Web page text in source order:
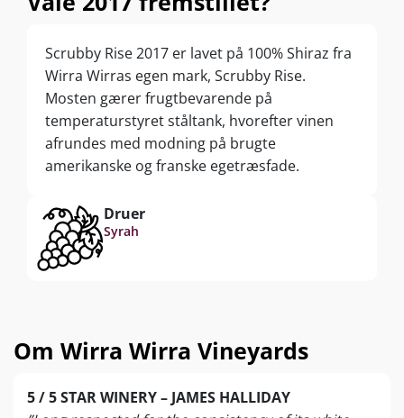
Scrubby Rise 2017 er lavet på 100% Shiraz fra
Wirra Wirras egen mark, Scrubby Rise.
Mosten gærer frugtbevarende på
temperaturstyret ståltank, hvorefter vinen
afrundes med modning på brugte
amerikanske og franske egetræsfade.
Druer
Syrah
Om Wirra Wirra Vineyards
5 / 5 STAR WINERY – JAMES HALLIDAY